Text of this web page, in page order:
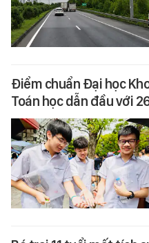
Điểm chuẩn Đại học
Toán học dẫn đầu với